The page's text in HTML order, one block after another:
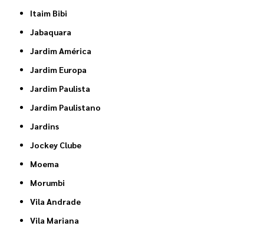
Itaim Bibi
Jabaquara
Jardim América
Jardim Europa
Jardim Paulista
Jardim Paulistano
Jardins
Jockey Clube
Moema
Morumbi
Vila Andrade
Vila Mariana